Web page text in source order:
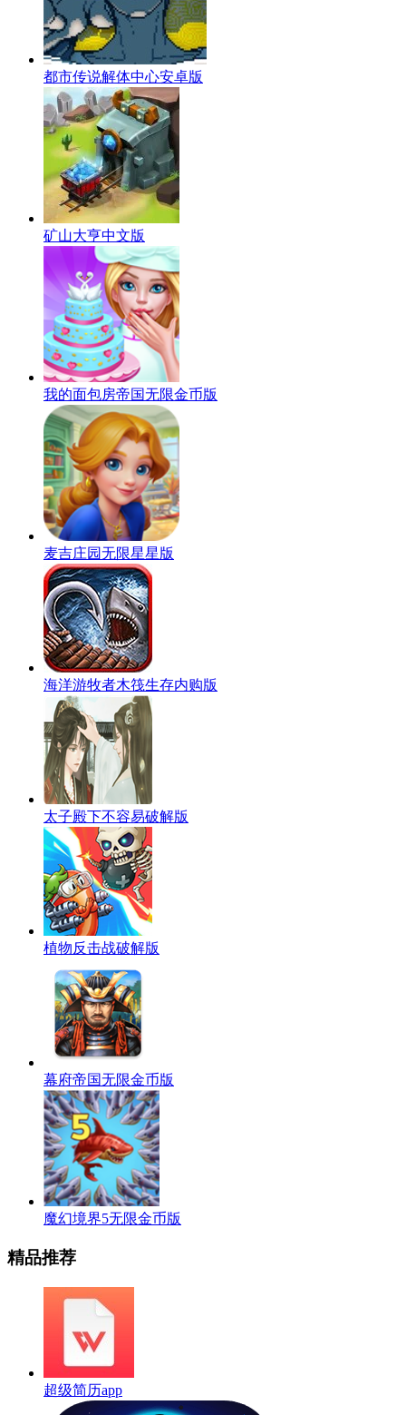
都市传说解体中心安卓版
矿山大亨中文版
我的面包房帝国无限金币版
麦吉庄园无限星星版
海洋游牧者木筏生存内购版
太子殿下不容易破解版
植物反击战破解版
幕府帝国无限金币版
魔幻境界5无限金币版
精品推荐
超级简历app